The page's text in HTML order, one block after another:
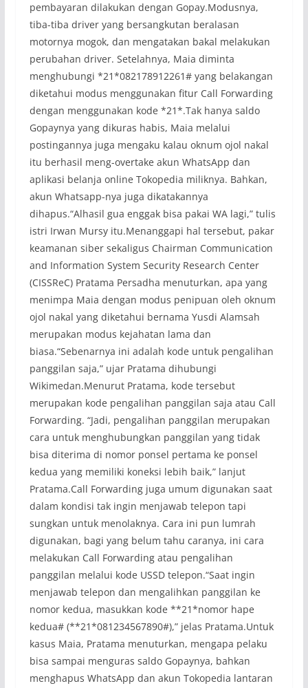
pembayaran dilakukan dengan Gopay.Modusnya,
tiba-tiba driver yang bersangkutan beralasan
motornya mogok, dan mengatakan bakal melakukan
perubahan driver. Setelahnya, Maia diminta
menghubungi *21*082178912261# yang belakangan
diketahui modus menggunakan fitur Call Forwarding
dengan menggunakan kode *21*.Tak hanya saldo
Gopaynya yang dikuras habis, Maia melalui
postingannya juga mengaku kalau oknum ojol nakal
itu berhasil meng-overtake akun WhatsApp dan
aplikasi belanja online Tokopedia miliknya. Bahkan,
akun Whatsapp-nya juga dikatakannya
dihapus.“Alhasil gua enggak bisa pakai WA lagi,” tulis
istri Irwan Mursy itu.Menanggapi hal tersebut, pakar
keamanan siber sekaligus Chairman Communication
and Information System Security Research Center
(CISSReC) Pratama Persadha menuturkan, apa yang
menimpa Maia dengan modus penipuan oleh oknum
ojol nakal yang diketahui bernama Yusdi Alamsah
merupakan modus kejahatan lama dan
biasa.“Sebenarnya ini adalah kode untuk pengalihan
panggilan saja,” ujar Pratama dihubungi
Wikimedan.Menurut Pratama, kode tersebut
merupakan kode pengalihan panggilan saja atau Call
Forwarding. “Jadi, pengalihan panggilan merupakan
cara untuk menghubungkan panggilan yang tidak
bisa diterima di nomor ponsel pertama ke ponsel
kedua yang memiliki koneksi lebih baik,” lanjut
Pratama.Call Forwarding juga umum digunakan saat
dalam kondisi tak ingin menjawab telepon tapi
sungkan untuk menolaknya. Cara ini pun lumrah
digunakan, bagi yang belum tahu caranya, ini cara
melakukan Call Forwarding atau pengalihan
panggilan melalui kode USSD telepon.“Saat ingin
menjawab telepon dan mengalihkan panggilan ke
nomor kedua, masukkan kode **21*nomor hape
kedua# (**21*081234567890#),” jelas Pratama.Untuk
kasus Maia, Pratama menuturkan, mengapa pelaku
bisa sampai menguras saldo Gopaynya, bahkan
menghapus WhatsApp dan akun Tokopedia lantaran